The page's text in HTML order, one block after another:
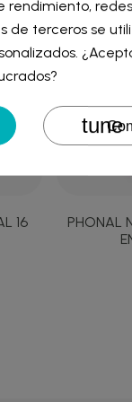
16
PHONAL
Crear lista de
deseos.
Iniciar
de terceros se
tune